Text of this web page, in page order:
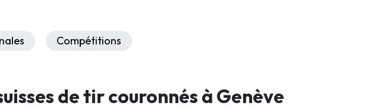
Compétitions
de tir couronnés à Genève